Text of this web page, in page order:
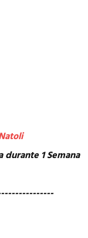
1 Semana